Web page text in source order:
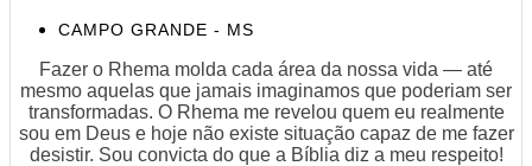
CAMPO GRANDE - MS
Fazer o Rhema molda cada área da nossa vida — até
mesmo aquelas que jamais imaginamos que poderiam ser
transformadas. O Rhema me revelou quem eu realmente
sou em Deus e hoje não existe situação capaz de me fazer
desistir. Sou convicta do que a Bíblia diz a meu respeito!